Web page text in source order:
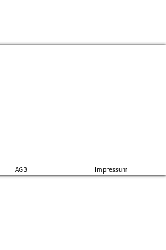
AGB Impressum